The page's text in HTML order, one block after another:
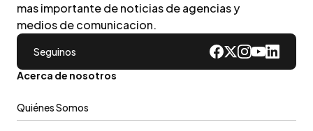
mas importante de noticias de agencias y
medios de comunicacion.
Seguinos
Acerca de nosotros
Quiénes Somos